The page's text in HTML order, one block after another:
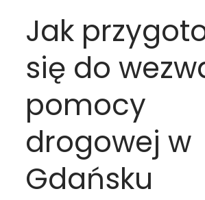
Jak
się do
pomocy
drogowej w
Gdańsku